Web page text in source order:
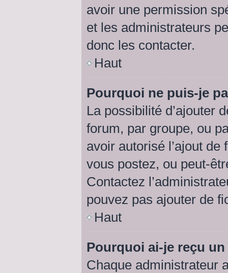
avoir une permission
et les administrateurs
donc les contacter.
Haut
Pourquoi ne puis-je
La possibilité d’ajouter
forum, par groupe, ou
avoir autorisé l’ajout
vous postez, ou peut-
Contactez
pouvez pas ajouter de
Haut
Pourquoi ai-je reçu
Chaque administrateur